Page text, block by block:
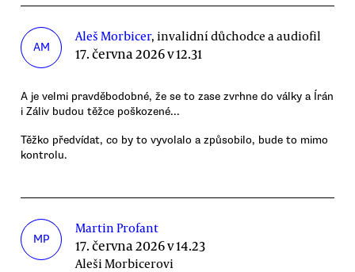
AM
Aleš Morbicer, invalidní důchodce a audiofil
17. června 2026 v 12.31
A je velmi pravděbodobné, že se to zase zvrhne do války a Írán
i Záliv budou těžce poškozené...
Těžko předvídat, co by to vyvolalo a způsobilo, bude to mimo
kontrolu.
MP
Martin Profant
17. června 2026 v 14.23
Aleši Morbicerovi